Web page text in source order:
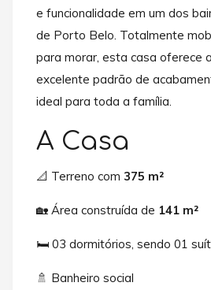
e funcionalidade em um dos
de Porto Belo. Totalmente
para morar, esta casa oferece
excelente padrão de
ideal para toda a família.
A Casa
📐 Terreno com 375 m²
🏡 Área construída de 141 m²
🛏️ 03 dormitórios, sendo 01
🚿 Banheiro social